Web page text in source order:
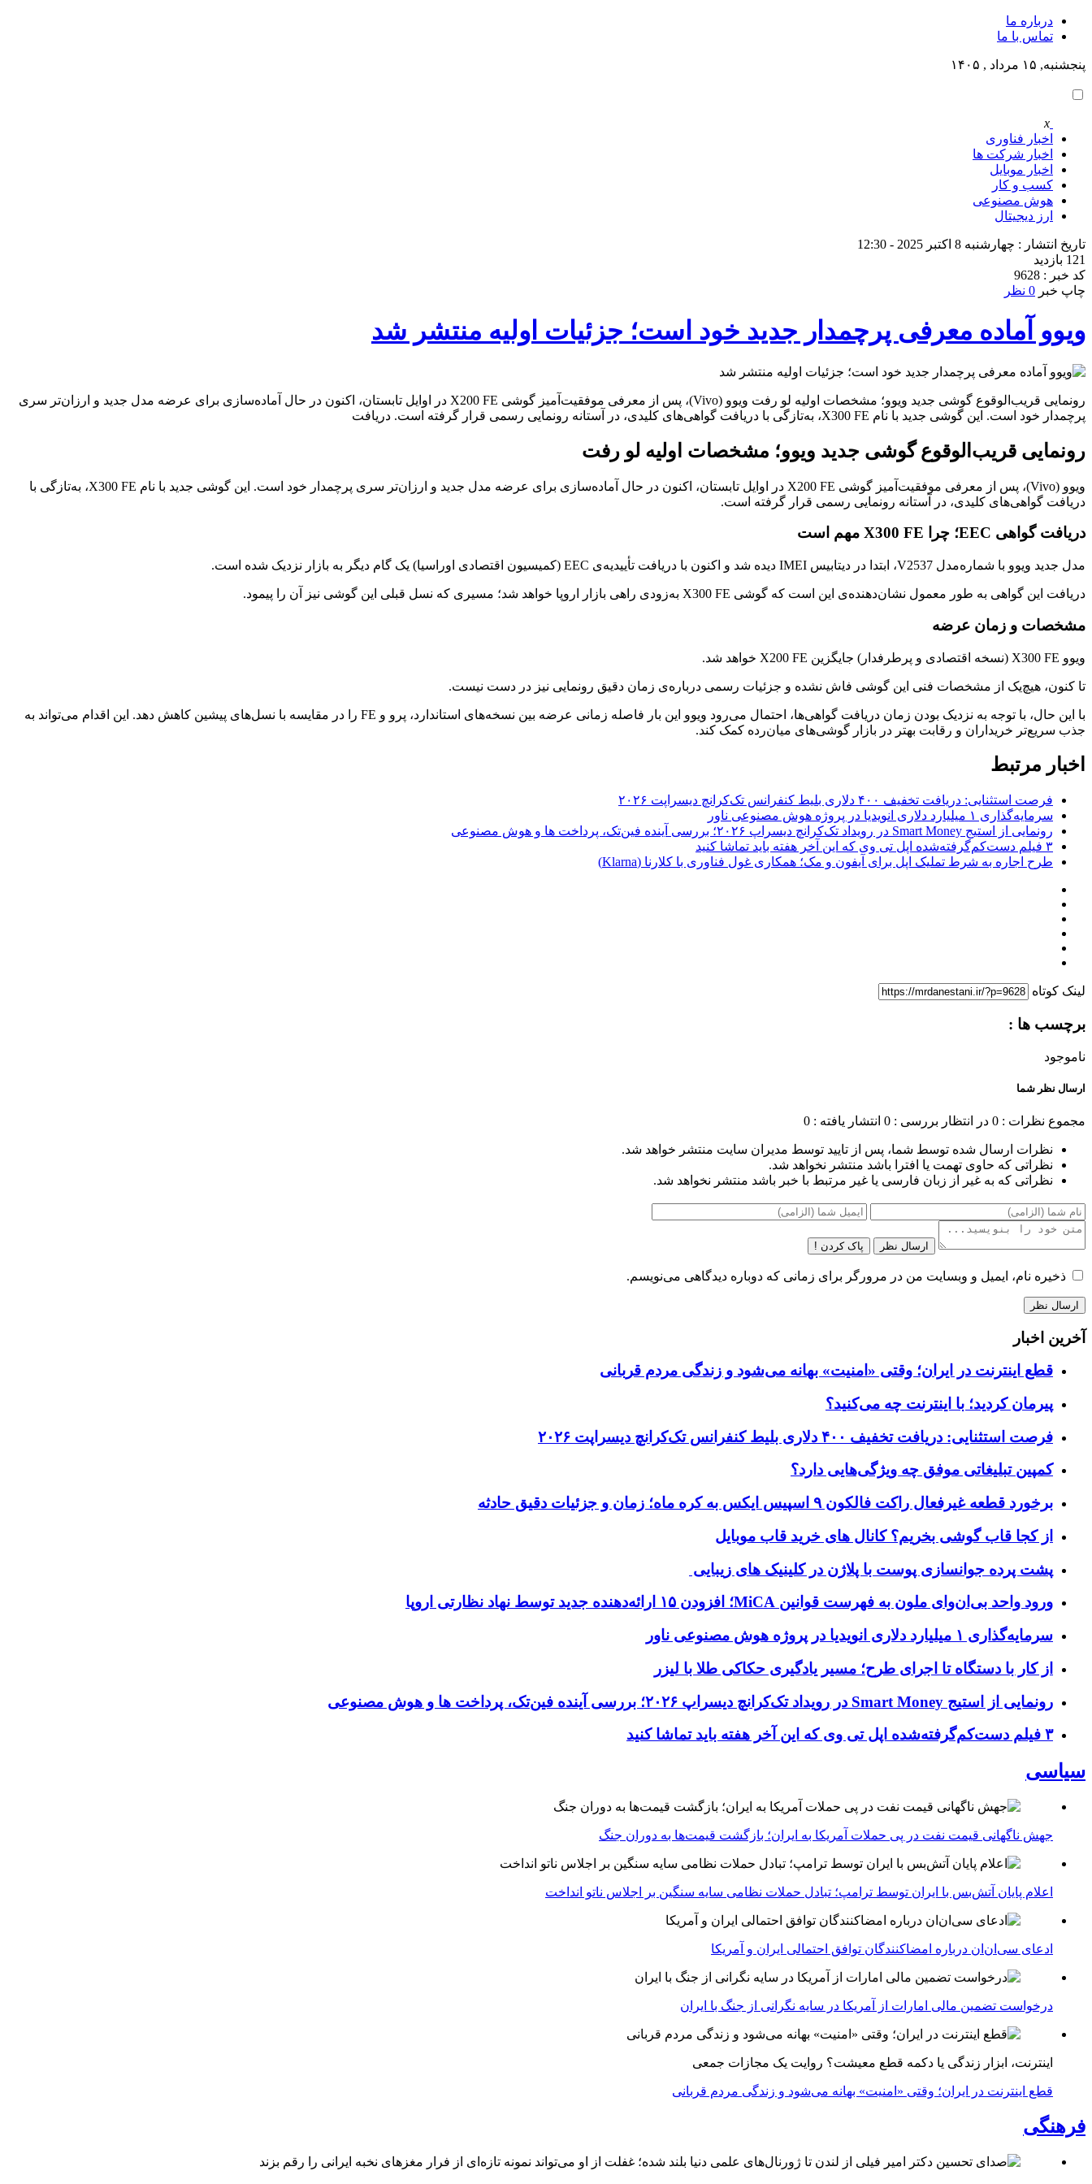
درباره ما
تماس با ما
پنجشنبه, ۱۵ مرداد , ۱۴۰۵
x
اخبار فناوری
اخبار شرکت ها
اخبار موبایل
کسب و کار
هوش مصنوعی
ارز دیجیتال
تاریخ انتشار : چهارشنبه 8 اکتبر 2025 - 12:30
121 بازدید
کد خبر : 9628
چاپ خبر 0 نظر
ویوو آماده معرفی پرچمدار جدید خود است؛ جزئیات اولیه منتشر شد
رونمایی قریب‌الوقوع گوشی جدید ویوو؛ مشخصات اولیه لو رفت ویوو (Vivo)، پس از معرفی موفقیت‌آمیز گوشی X200 FE در اوایل تابستان، اکنون در حال آماده‌سازی برای عرضه مدل جدید و ارزان‌تر سری
پرچمدار خود است. این گوشی جدید با نام X300 FE، به‌تازگی با دریافت گواهی‌های کلیدی، در آستانه رونمایی رسمی قرار گرفته است. دریافت
رونمایی قریب‌الوقوع گوشی جدید ویوو؛ مشخصات اولیه لو رفت
ویوو (Vivo)، پس از معرفی موفقیت‌آمیز گوشی X200 FE در اوایل تابستان، اکنون در حال آماده‌سازی برای عرضه مدل جدید و ارزان‌تر سری پرچمدار خود است. این گوشی جدید با نام X300 FE، به‌تازگی با
دریافت گواهی‌های کلیدی، در آستانه رونمایی رسمی قرار گرفته است.
دریافت گواهی EEC؛ چرا X300 FE مهم است
مدل جدید ویوو با شماره‌مدل V2537، ابتدا در دیتابیس IMEI دیده شد و اکنون با دریافت تأییدیه‌ی EEC (کمیسیون اقتصادی اوراسیا) یک گام دیگر به بازار نزدیک شده است.
دریافت این گواهی به طور معمول نشان‌دهنده‌ی این است که گوشی X300 FE به‌زودی راهی بازار اروپا خواهد شد؛ مسیری که نسل قبلی این گوشی نیز آن را پیمود.
مشخصات و زمان عرضه
ویوو X300 FE (نسخه اقتصادی و پرطرفدار) جایگزین X200 FE خواهد شد.
تا کنون، هیچ‌یک از مشخصات فنی این گوشی فاش نشده و جزئیات رسمی درباره‌ی زمان دقیق رونمایی نیز در دست نیست.
با این حال، با توجه به نزدیک بودن زمان دریافت گواهی‌ها، احتمال می‌رود ویوو این بار فاصله زمانی عرضه بین نسخه‌های استاندارد، پرو و FE را در مقایسه با نسل‌های پیشین کاهش دهد. این اقدام می‌تواند به
جذب سریع‌تر خریداران و رقابت بهتر در بازار گوشی‌های میان‌رده کمک کند.
اخبار مرتبط
فرصت استثنایی: دریافت تخفیف ۴۰۰ دلاری بلیط کنفرانس تک‌کرانچ دیسراپت ۲۰۲۶
سرمایه‌گذاری ۱ میلیارد دلاری انویدیا در پروژه هوش مصنوعی ناور
رونمایی از استیج Smart Money در رویداد تک‌کرانچ دیسراپ ۲۰۲۶؛ بررسی آینده فین‌تک، پرداخت‌ ها و هوش مصنوعی
۳ فیلم دست‌کم‌گرفته‌شده اپل تی وی که این آخر هفته باید تماشا کنید
طرح اجاره به شرط تملیک اپل برای آیفون و مک؛ همکاری غول فناوری با کلارنا (Klarna)
لینک کوتاه
برچسب ها :
ناموجود
ارسال نظر شما
مجموع نظرات : 0 در انتظار بررسی : 0 انتشار یافته : 0
نظرات ارسال شده توسط شما، پس از تایید توسط مدیران سایت منتشر خواهد شد.
نظراتی که حاوی تهمت یا افترا باشد منتشر نخواهد شد.
نظراتی که به غیر از زبان فارسی یا غیر مرتبط با خبر باشد منتشر نخواهد شد.
ارسال نظر پاک کردن !
ذخیره نام، ایمیل و وبسایت من در مرورگر برای زمانی که دوباره دیدگاهی می‌نویسم.
آخرین اخبار
قطع اینترنت در ایران؛ وقتی «امنیت» بهانه می‌شود و زندگی مردم قربانی
پیرمان کردید؛ با اینترنت چه می‌کنید؟
فرصت استثنایی: دریافت تخفیف ۴۰۰ دلاری بلیط کنفرانس تک‌کرانچ دیسراپت ۲۰۲۶
کمپین تبلیغاتی موفق چه ویژگی‌هایی دارد؟
برخورد قطعه غیرفعال راکت فالکون ۹ اسپیس ایکس به کره ماه؛ زمان و جزئیات دقیق حادثه
از کجا قاب گوشی بخریم؟ کانال های خرید قاب موبایل
پشت پرده جوانسازی پوست با پلاژن در کلینیک های زیبایی
ورود واحد بی‌ان‌وای ملون به فهرست قوانین MiCA؛ افزودن ۱۵ ارائه‌دهنده جدید توسط نهاد نظارتی اروپا
سرمایه‌گذاری ۱ میلیارد دلاری انویدیا در پروژه هوش مصنوعی ناور
از کار با دستگاه تا اجرای طرح؛ مسیر یادگیری حکاکی طلا با لیزر
رونمایی از استیج Smart Money در رویداد تک‌کرانچ دیسراپ ۲۰۲۶؛ بررسی آینده فین‌تک، پرداخت‌ ها و هوش مصنوعی
۳ فیلم دست‌کم‌گرفته‌شده اپل تی وی که این آخر هفته باید تماشا کنید
سیاسی
جهش ناگهانی قیمت نفت در پی حملات آمریکا به ایران؛ بازگشت قیمت‌ها به دوران جنگ
اعلام پایان آتش‌بس با ایران توسط ترامپ؛ تبادل حملات نظامی سایه سنگین بر اجلاس ناتو انداخت
ادعای سی‌ان‌ان درباره امضاکنندگان توافق احتمالی ایران و آمریکا
درخواست تضمین مالی امارات از آمریکا در سایه نگرانی از جنگ با ایران
اینترنت، ابزار زندگی یا دکمه قطع معیشت؟ روایت یک مجازات جمعی
قطع اینترنت در ایران؛ وقتی «امنیت» بهانه می‌شود و زندگی مردم قربانی
فرهنگی